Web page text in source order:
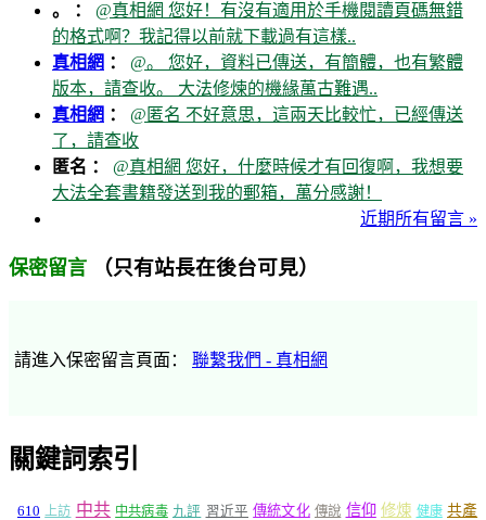
。 ： @真相網 您好！有沒有適用於手機閱讀頁碼無錯
的格式啊？我記得以前就下載過有這樣..
真相網 ： @。 您好，資料已傳送，有簡體，也有繁體
版本，請查收。 大法修煉的機緣萬古難遇..
真相網 ： @匿名 不好意思，這兩天比較忙，已經傳送
了，請查收
匿名 ： @真相網 您好，什麼時候才有回復啊，我想要
大法全套書籍發送到我的郵箱，萬分感謝！
近期所有留言 »
保密留言 （只有站長在後台可見）
請進入保密留言頁面： 聯繫我們 - 真相網
關鍵詞索引
610 上訪 中共 中共病毒 九評 習近平 傳統文化 傳說 信仰 修煉 健康 共產